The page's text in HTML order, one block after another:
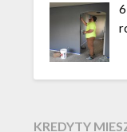
KREDYTY